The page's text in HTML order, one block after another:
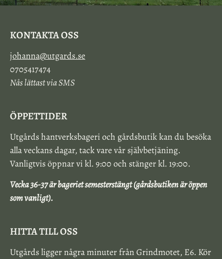
KONTAKTA OSS
johanna@utgards.se
0705417474
Nås lättast via SMS
ÖPPETTIDER
Utgårds hantverksbageri och gårdsbutik kan du besöka
alla veckans dagar, tack vare vår självbetjäning.
Vanligtvis öppnar vi kl. 9:00 och stänger kl. 19:00.
Vecka 36-37 är bageriet semesterstängt (gårdsbutiken är öppen
som vanligt).
HITTA TILL OSS
Utgårds ligger några minuter från Grindmotet, E6. Kör